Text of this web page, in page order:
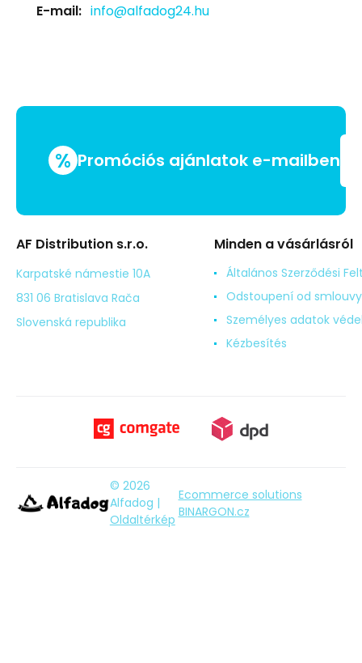
E-mail: info@alfadog24.hu
% Promóciós ajánlatok e-mailben
AF Distribution s.r.o.
Karpatské námestie 10A
831 06 Bratislava Rača
Slovenská republika
Minden a vásárlásról
Általános Szerződési
Odstoupení od smlouvy
Személyes adatok
Kézbesítés
© 2026
Alfadog |
Oldaltérkép
Ecommerce solutions
BINARGON.cz